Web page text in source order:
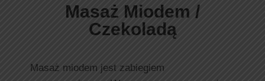
Masaż Miodem /
Czekoladą
Masaż miodem jest zabiegiem